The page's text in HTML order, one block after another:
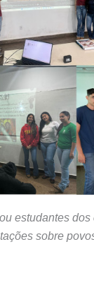
estudantes
sobre